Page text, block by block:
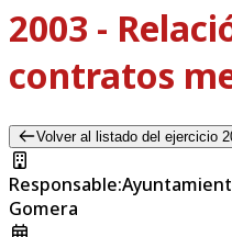
2003 -
contratos
Volver al listado del ejercicio
Responsable:
Gomera